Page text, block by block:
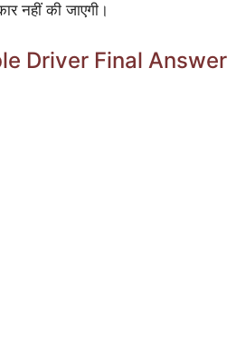
नहीं की जाएगी।
Driver Final Answer